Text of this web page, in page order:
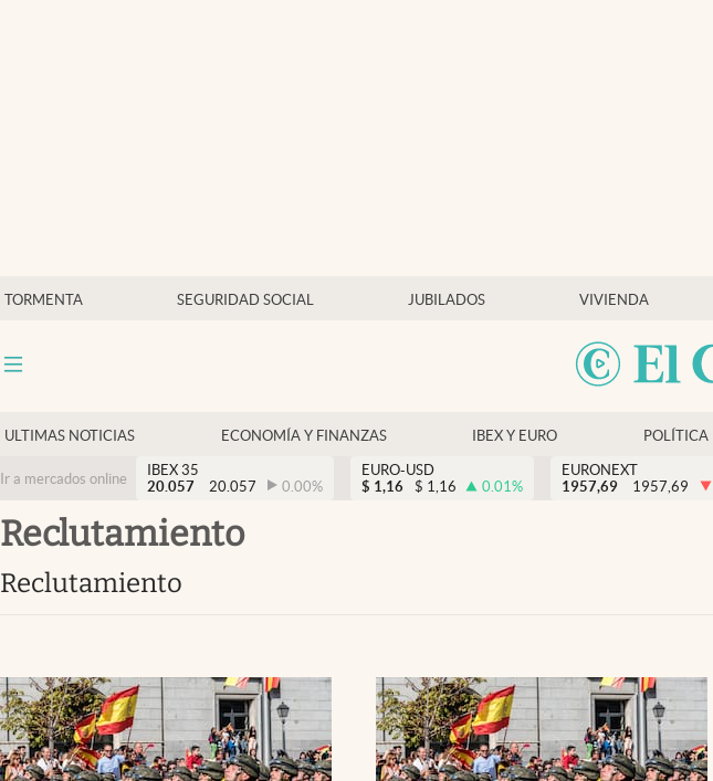
TORMENTA SEGURIDAD SOCIAL JUBILADOS VIVIENDA
ULTIMAS NOTICIAS ECONOMÍA Y FINANZAS IBEX Y EURO POLÍTICA
Ir a mercados online
IBEX 35
20.057
20.057 0.00%
EURO-USD
$ 1,16 $ 1,16 0.01%
EURONEXT
1957,69
1957,69
reclutamiento
reclutamiento